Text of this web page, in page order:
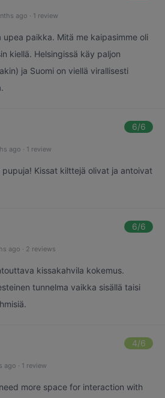
ago · 1 review
upea paikka. Mitä me kaipasimme oli
kiellä. Helsingissä käy paljon
ja Suomi on viellä virallisesti
6/6
ago · 1 review
pupuja! Kissat kilttejä olivat ja antoivat
6/6
ago · 2 reviews
kissakahvila kokemus.
tunnelma vaikka sisällä taisi
4/6
ago · 1 review
more space for interaction with